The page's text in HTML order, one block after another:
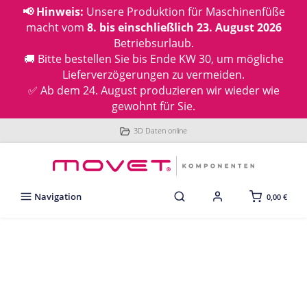
📢 Hinweis: Unsere Produktion für Maschinenfüße
macht vom 8. bis einschließlich 23. August 2026
Betriebsurlaub.
🚚 Bitte bestellen Sie bis Ende KW 30, um mögliche
Lieferverzögerungen zu vermeiden.
✅ Ab dem 24. August produzieren wir wieder wie
gewohnt für Sie.
3D Daten online
Navigation 0,00 €